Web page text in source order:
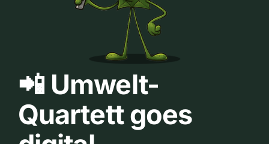
📲 Umwelt-
Quartett goes